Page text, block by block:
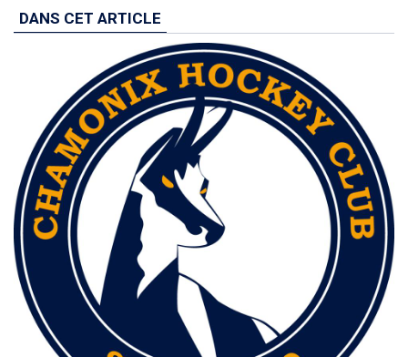
DANS CET ARTICLE